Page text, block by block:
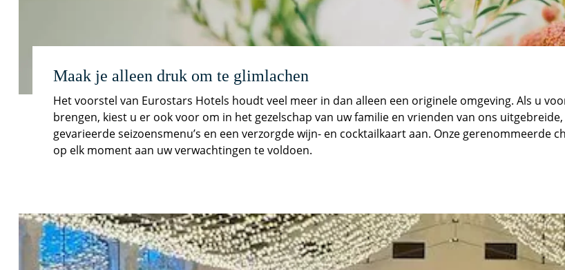
Maak je alleen druk om te glimlachen
Het voorstel van Eurostars Hotels houdt veel meer in dan alleen een originele omgeving. Als u
brengen, kiest u er ook voor om in het gezelschap van uw familie en vrienden van ons
gevarieerde seizoensmenu’s en een verzorgde wijn- en cocktailkaart aan. Onze gerenommeerde
op elk moment aan uw verwachtingen te voldoen.